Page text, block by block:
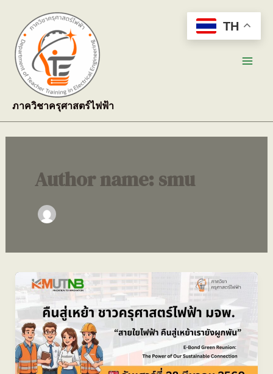
content
ภาควิชาครุศาสตร์ไฟฟ้า
Author name: smu
TH